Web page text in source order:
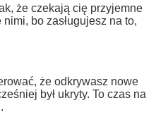
że czekają cię przyjemne
bo zasługujesz na to,
że odkrywasz nowe
był ukryty. To czas na